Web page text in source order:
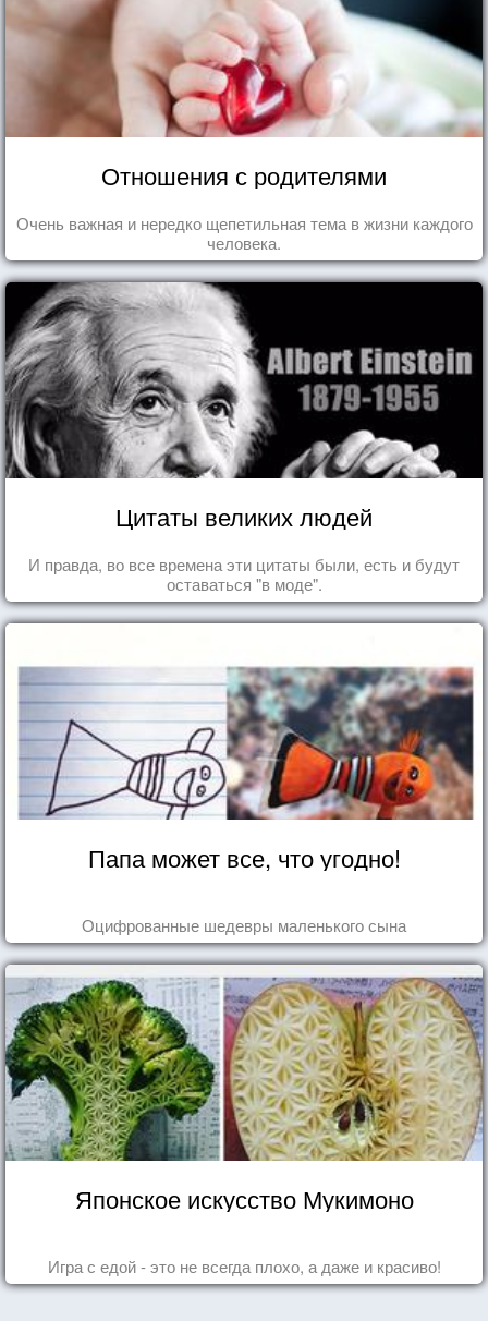
Отношения с родителями
Очень важная и нередко щепетильная тема в жизни каждого
человека.
Цитаты великих людей
И правда, во все времена эти цитаты были, есть и будут
оставаться "в моде".
Папа может все, что угодно!
Оцифрованные шедевры маленького сына
Японское искусство Мукимоно
Игра с едой - это не всегда плохо, а даже и красиво!